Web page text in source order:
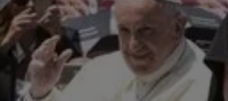
Santi
Devozione
e
fede
Parola